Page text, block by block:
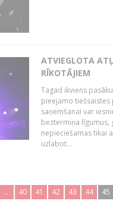
ATVIEGLOTA
RĪKOTĀJIEM
Tagad ikviens
pieejamo tiešsaistes
saņemšanai var
beztermiņa līgumus,
nepieciešamas tikai
uzlabot...
.. 40 41 42 43 44 45